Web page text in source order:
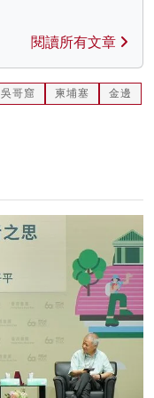
閱讀所有文章
吳哥窟 柬埔塞
金邊